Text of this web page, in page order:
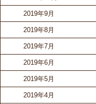
2019年9月
2019年8月
2019年7月
2019年6月
2019年5月
2019年4月